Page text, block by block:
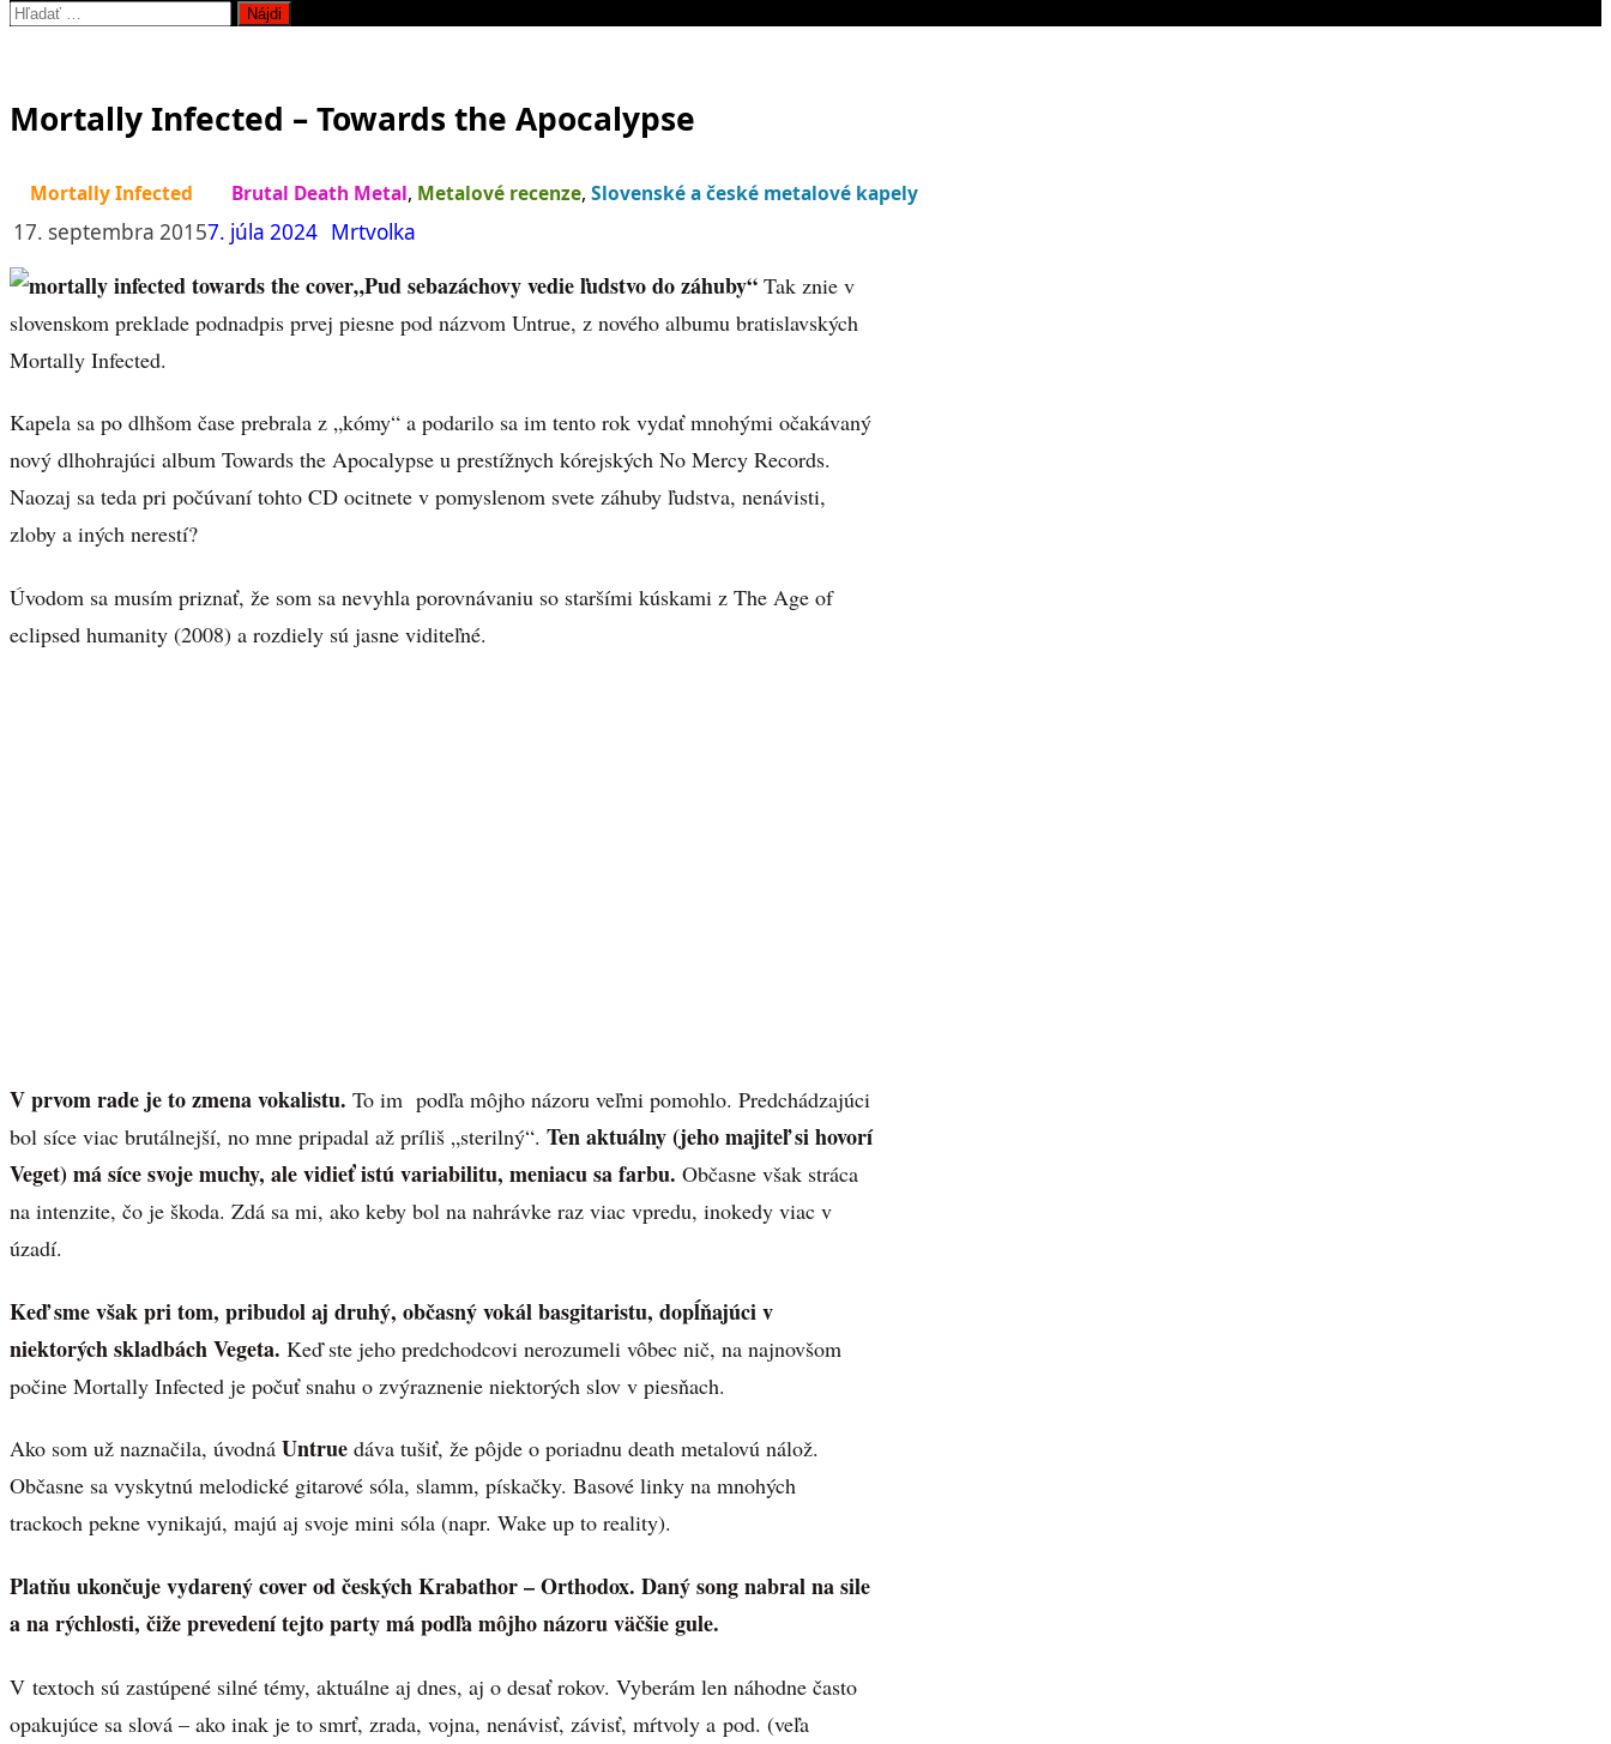
Hľadať:
Mortally Infected – Towards the Apocalypse
Mortally Infected Brutal Death Metal, Metalové recenze, Slovenské a české metalové kapely
17. septembra 20157. júla 2024 Mrtvolka
„Pud sebazáchovy vedie ľudstvo do záhuby“ Tak znie v
slovenskom preklade podnadpis prvej piesne pod názvom Untrue, z nového albumu bratislavských
Mortally Infected.
Kapela sa po dlhšom čase prebrala z „kómy“ a podarilo sa im tento rok vydať mnohými očakávaný
nový dlhohrajúci album Towards the Apocalypse u prestížnych kórejských No Mercy Records.
Naozaj sa teda pri počúvaní tohto CD ocitnete v pomyslenom svete záhuby ľudstva, nenávisti,
zloby a iných nerestí?
Úvodom sa musím priznať, že som sa nevyhla porovnávaniu so staršími kúskami z The Age of
eclipsed humanity (2008) a rozdiely sú jasne viditeľné.
V prvom rade je to zmena vokalistu. To im podľa môjho názoru veľmi pomohlo. Predchádzajúci
bol síce viac brutálnejší, no mne pripadal až príliš „sterilný“. Ten aktuálny (jeho majiteľ si hovorí
Veget) má síce svoje muchy, ale vidieť istú variabilitu, meniacu sa farbu. Občasne však stráca
na intenzite, čo je škoda. Zdá sa mi, ako keby bol na nahrávke raz viac vpredu, inokedy viac v
úzadí.
Keď sme však pri tom, pribudol aj druhý, občasný vokál basgitaristu, dopĺňajúci v
niektorých skladbách Vegeta. Keď ste jeho predchodcovi nerozumeli vôbec nič, na najnovšom
počine Mortally Infected je počuť snahu o zvýraznenie niektorých slov v piesňach.
Ako som už naznačila, úvodná Untrue dáva tušiť, že pôjde o poriadnu death metalovú nálož.
Občasne sa vyskytnú melodické gitarové sóla, slamm, pískačky. Basové linky na mnohých
trackoch pekne vynikajú, majú aj svoje mini sóla (napr. Wake up to reality).
Platňu ukončuje vydarený cover od českých Krabathor – Orthodox. Daný song nabral na sile
a na rýchlosti, čiže prevedení tejto party má podľa môjho názoru väčšie gule.
V textoch sú zastúpené silné témy, aktuálne aj dnes, aj o desať rokov. Vyberám len náhodne často
opakujúce sa slová – ako inak je to smrť, zrada, vojna, nenávisť, závisť, mŕtvoly a pod. (veľa